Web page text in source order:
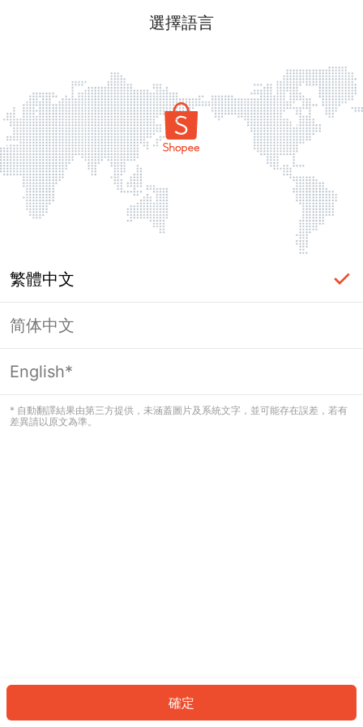
選擇語言
繁體中文
简体中文
English*
* 自動翻譯結果由第三方提供，未涵蓋圖片及系統文字，並可能存在誤差，若有
差異請以原文為準。
確定